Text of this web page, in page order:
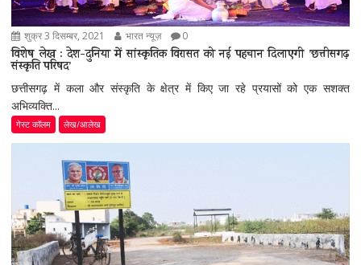
शुक्र 3 दिसम्बर, 2021 भारत न्यूज़ 0
विशेष लेख : देश-दुनिया में सांस्कृतिक विरासत को नई पहचान दिलाएगी ’छत्तीसगढ़
संस्कृति परिषद’
छत्तीसगढ़ में कला और संस्कृति के क्षेत्र में किए जा रहे प्रयासों को एक सशक्त
अभिव्यक्ति...
गेस्ट कॉलम लेख/आलेख